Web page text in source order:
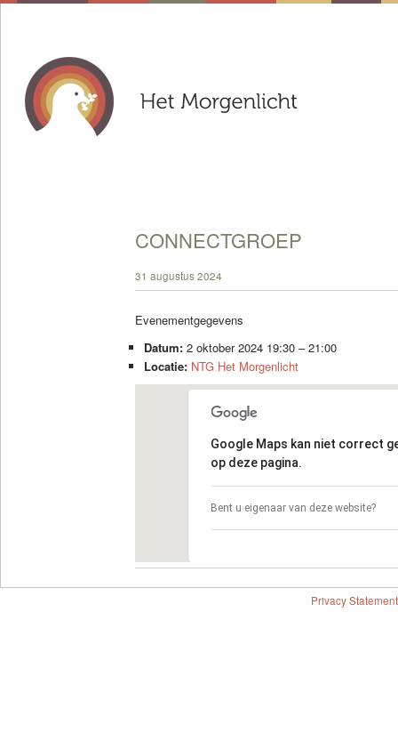
CONNECTGROEP
31 augustus 2024
Evenementgegevens
Datum: 2 oktober 2024 19:30–21:00
Locatie: NTG Het Morgenlicht
Google Maps kan niet correct
op deze pagina.
Bent u eigenaar van deze website?
Privacy Statement